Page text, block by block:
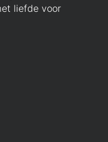
liefde voor